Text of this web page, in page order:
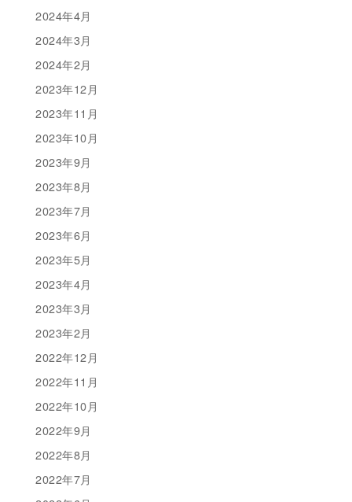
2024年4月
2024年3月
2024年2月
2023年12月
2023年11月
2023年10月
2023年9月
2023年8月
2023年7月
2023年6月
2023年5月
2023年4月
2023年3月
2023年2月
2022年12月
2022年11月
2022年10月
2022年9月
2022年8月
2022年7月